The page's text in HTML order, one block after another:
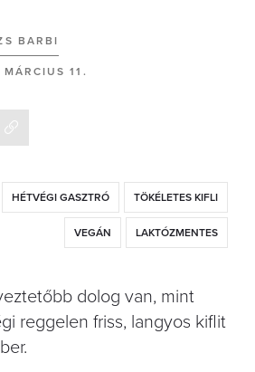
BARBI
11.
HÉTVÉGI GASZTRÓ TÖKÉLETES KIFLI
VEGÁN LAKTÓZMENTES
dolog van, mint
reggelen friss, langyos kiflit